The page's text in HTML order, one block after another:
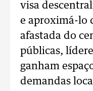
visa
e aproximá-lo
afastada do
públicas,
ganham
demandas